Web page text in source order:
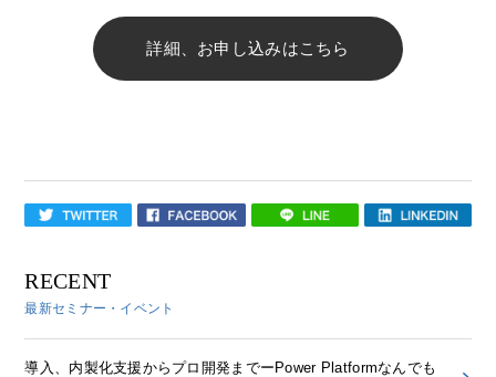
詳細、お申し込みはこちら
RECENT
最新セミナー・イベント
導入、内製化支援からプロ開発までーPower Platformなんでも